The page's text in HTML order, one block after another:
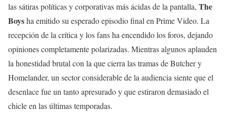
las sátiras políticas y corporativas más ácidas de la pantalla, The
Boysha emitido su esperado episodio final en Prime Video. La
recepción de la crítica y los fans ha encendido los foros, dejando
opiniones completamente polarizadas. Mientras algunos aplauden
la honestidad brutal con la que cierra las tramas de Butcher y
Homelander, un sector considerable de la audiencia siente que el
desenlace fue un tanto apresurado y que estiraron demasiado el
chicle en las últimas temporadas.